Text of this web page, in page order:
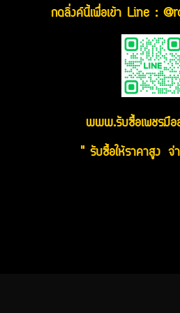
กดลิ่งค์นี้เพื่อเข้า Line :
www.รับซื้อเพชรมื
" รับซื้อให้ราคาสูง จ่